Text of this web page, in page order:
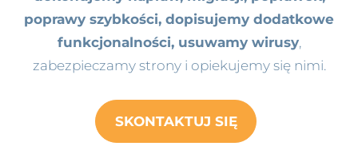
poprawy szybkości, dopisujemy dodatkowe
funkcjonalności, usuwamy wirusy,
zabezpieczamy strony i opiekujemy się nimi.
SKONTAKTUJ SIĘ